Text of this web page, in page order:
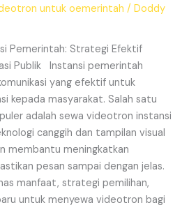
untuk oemerintah /Doddy
Pemerintah: Strategi Efektif
Publik Instansi pemerintah
yang efektif untuk
kepada masyarakat. Salah satu
adalah sewa videotron instansi
canggih dan tampilan visual
membantu meningkatkan
pesan sampai dengan jelas.
manfaat, strategi pemilihan,
untuk menyewa videotron bagi